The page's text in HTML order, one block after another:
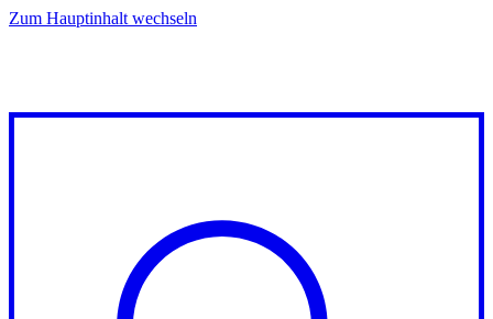
Zum Hauptinhalt wechseln